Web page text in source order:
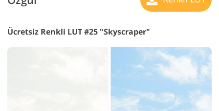
Ücretsiz Renkli LUT #25 "Skyscraper"